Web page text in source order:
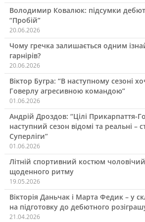
Володимир Ковалюк: підсумки
“Пробій”
20.06.2026
Чому гречка залишається одним
гарнірів?
20.06.2026
Віктор Бугра: “В наступному сезоні
Говерлу агресивною командою”
01.06.2026
Андрій Дроздов: “Цілі Прикарпаття-
наступний сезон відомі та реальні –
Суперліги”
01.06.2026
Літній спортивний костюм
щоденного ритму
19.05.2026
Вікторія Даньчак і Марта Федик – у
на підготовку до дебютного
21.04.2026